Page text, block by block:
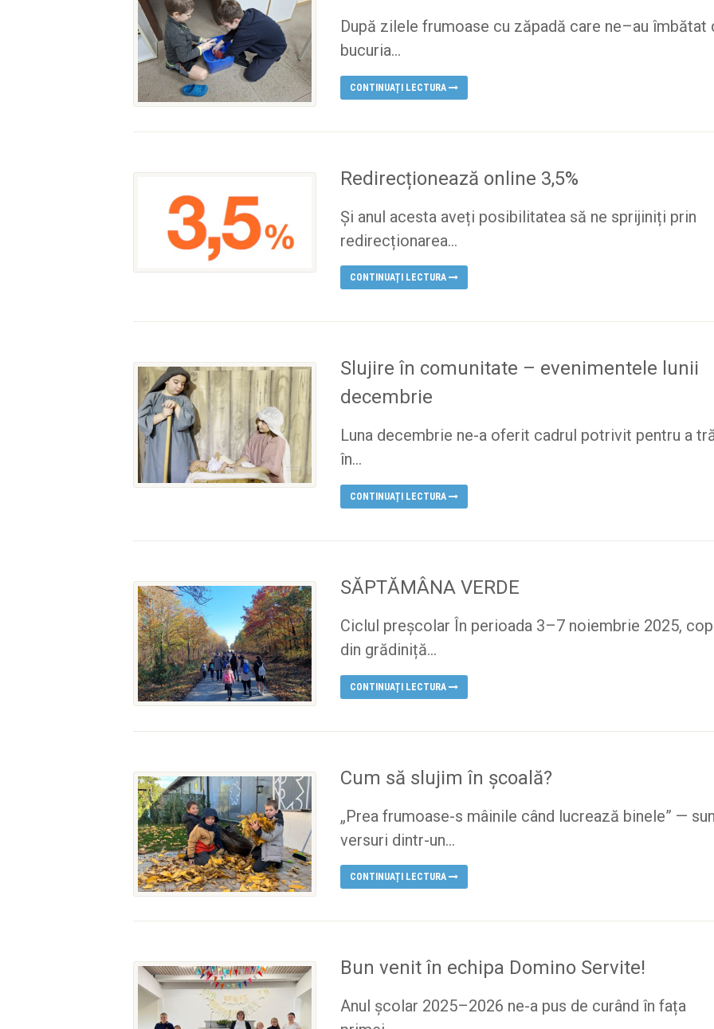
După zilele frumoase cu zăpadă care ne–au îmbătat
bucuria...
CONTINUAȚI LECTURA
Redirecționează online 3,5%
Și anul acesta aveți posibilitatea să ne sprijiniți prin
redirecționarea...
CONTINUAȚI LECTURA
Slujire în comunitate – evenimentele lunii
decembrie
Luna decembrie ne-a oferit cadrul potrivit pentru a
în...
CONTINUAȚI LECTURA
SĂPTĂMÂNA VERDE
Ciclul preșcolar În perioada 3–7 noiembrie 2025,
din grădiniță...
CONTINUAȚI LECTURA
Cum să slujim în școală?
„Prea frumoase-s mâinile când lucrează binele” —
versuri dintr-un...
CONTINUAȚI LECTURA
Bun venit în echipa Domino Servite!
Anul școlar 2025–2026 ne-a pus de curând în fața